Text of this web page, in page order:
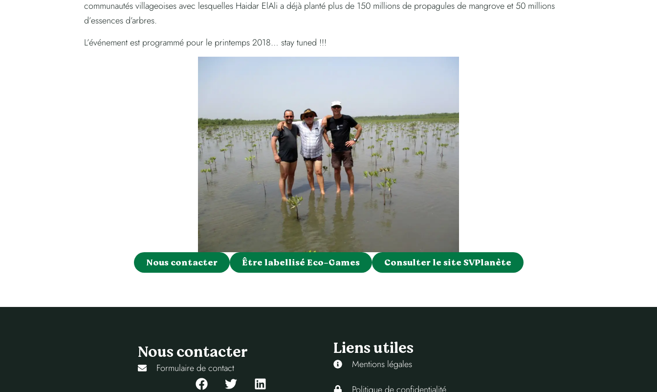
communautés villageoises avec lesquelles Haidar ElAli a déjà planté plus de 150 millions de propagules de mangrove et 50 millions
d’essences d’arbres.
L’événement est programmé pour le printemps 2018… stay tuned !!!
Nous contacter Être labellisé Eco-Games Consulter le site SVPlanète
Nous contacter
Formulaire de contact
Liens utiles
Mentions légales
Politique de confidentialité